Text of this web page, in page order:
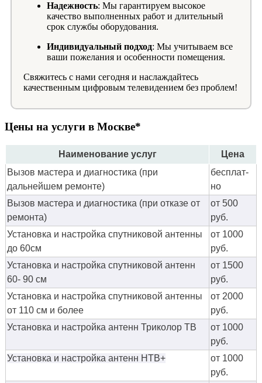
Надежность: Мы гарантируем высокое
качество выполненных работ и длительный
срок службы оборудования.
Индивидуальный подход: Мы учитываем все
ваши пожелания и особенности помещения.
Свяжитесь с нами сегодня и наслаждайтесь
качественным цифровым телевидением без проблем!
Цены на услуги в Москве*
Наименование услуг
Цена
Вызов мастера и диагностика (при
дальнейшем ремонте)
бес­плат­
но
Вызов мастера и диагностика (при отказе от
ремонта)
от 500
руб.
Установка и настройка спутниковой антенны
до 60см
от 1000
руб.
Установка и настройка спутниковой антенн
60- 90 см
от 1500
руб.
Установка и настройка спутниковой антенны
от 110 см и более
от 2000
руб.
Установка и настройка антенн Триколор ТВ
от 1000
руб.
Установка и настройка антенн НТВ+
от 1000
руб.